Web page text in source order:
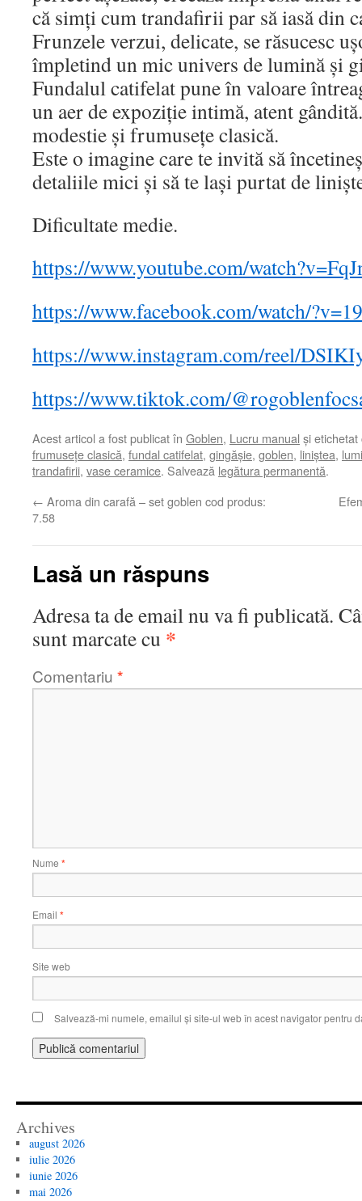
că simți cum trandafirii par să iasă din
Frunzele verzui, delicate, se răsucesc
împletind un mic univers de lumină și
Fundalul catifelat pune în valoare
un aer de expoziție intimă, atent
modestie și frumusețe clasică.
Este o imagine care te invită să
detaliile mici și să te lași purtat de
Dificultate medie.
https://www.youtube.com/
https://www.facebook.com/watch/
https://www.instagram.com/reel/
https://www.tiktok.com/
Acest articol a fost publicat în Goblen, Lucru manual și
frumusețe clasică, fundal catifelat, gingășie, goblen, liniștea,
trandafirii, vase ceramice. Salvează legătura permanentă.
← Aroma din carafă – set goblen cod produs:
7.58
Lasă un răspuns
Adresa ta de email nu va fi publicată.
sunt marcate cu *
Comentariu *
Nume *
Email *
Site web
Salvează-mi numele, emailul și site-ul web în acest navigator pentru
Archives
august 2026
iulie 2026
iunie 2026
mai 2026